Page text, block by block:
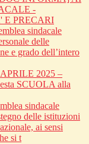
-
E PRECARI
sindacale
delle
e grado dell’intero
2025 –
SCUOLA alla
sindacale
delle istituzioni
ai sensi
si t